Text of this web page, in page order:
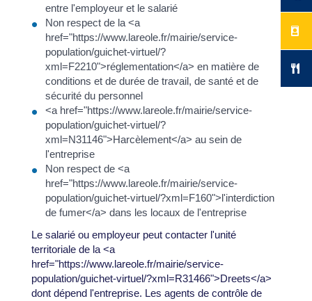
entre l'employeur et le salarié
Non respect de la <a
href="https://www.lareole.fr/mairie/service-
population/guichet-virtuel/?
xml=F2210">réglementation</a> en matière de
conditions et de durée de travail, de santé et de
sécurité du personnel
<a href="https://www.lareole.fr/mairie/service-
population/guichet-virtuel/?
xml=N31146">Harcèlement</a> au sein de
l'entreprise
Non respect de <a
href="https://www.lareole.fr/mairie/service-
population/guichet-virtuel/?xml=F160">l'interdiction
de fumer</a> dans les locaux de l'entreprise
Le salarié ou employeur peut contacter l'unité
territoriale de la <a
href="https://www.lareole.fr/mairie/service-
population/guichet-virtuel/?xml=R31466">Dreets</a>
dont dépend l'entreprise. Les agents de contrôle de